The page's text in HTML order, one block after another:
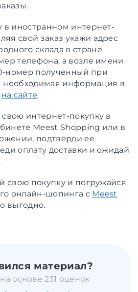
в иностранном интернет-
свой заказ укажи адрес
склада в стране
телефона, а возле имени
номер полученный при
необходимая информация в
на сайте.
интернет-покупку в
Meest Shopping или в
подтверди ее
оплату доставки и ожидай
свою покупку и погружайся
онлайн-шопинга с Meest
выгодно.
материал?
основе 231 оценок